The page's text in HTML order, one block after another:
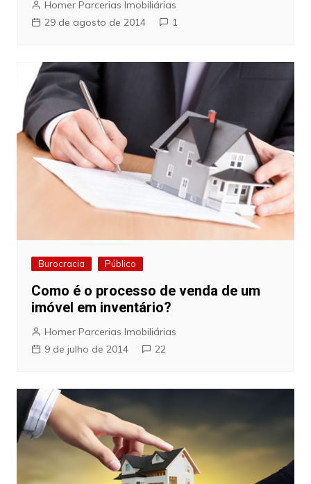
Homer Parcerias Imobiliárias
29 de agosto de 2014
1
Burocracia Público
Como é o processo de venda de um
imóvel em inventário?
Homer Parcerias Imobiliárias
9 de julho de 2014
22